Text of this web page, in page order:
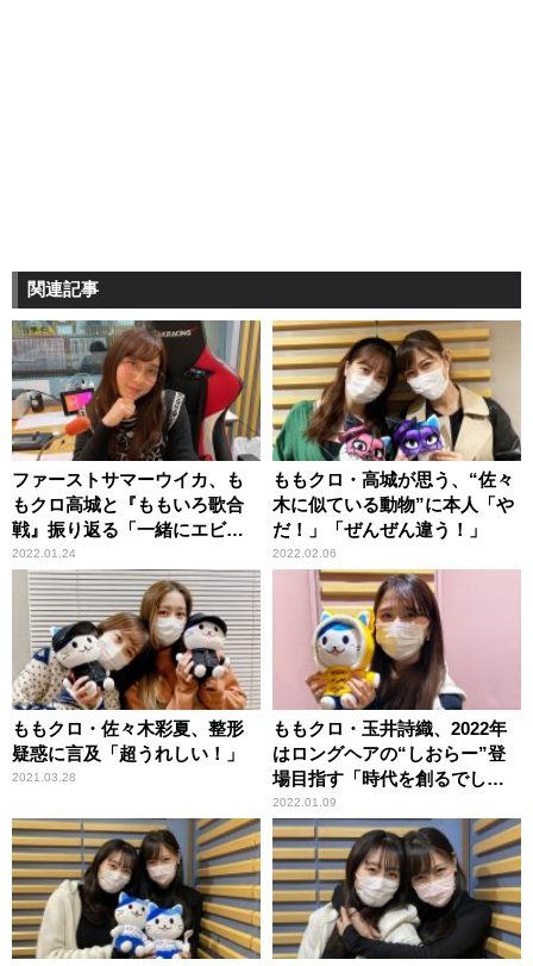
関連記事
ファーストサマーウイカ、も
もクロ高城と『ももいろ歌合
戦』振り返る「一緒にエビ反
りジャンプで年越しした
後……」
2022.01.24
ももクロ・高城が思う、“佐々
木に似ている動物”に本人「や
だ！」「ぜんぜん違う！」
2022.02.06
ももクロ・佐々木彩夏、整形
疑惑に言及「超うれしい！」
2021.03.28
ももクロ・玉井詩織、2022年
はロングヘアの“しおらー”登
場目指す「時代を創るでし
ょ！」
2022.01.09